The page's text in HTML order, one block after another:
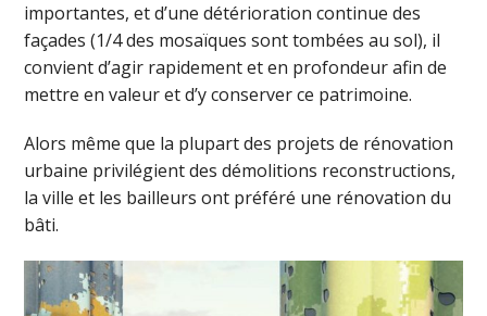
importantes, et d’une détérioration continue des
façades (1/4 des mosaïques sont tombées au sol), il
convient d’agir rapidement et en profondeur afin de
mettre en valeur et d’y conserver ce patrimoine.
Alors même que la plupart des projets de rénovation
urbaine privilégient des démolitions reconstructions,
la ville et les bailleurs ont préféré une rénovation du
bâti.